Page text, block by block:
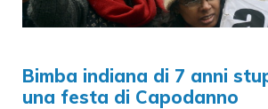
Bimba indiana di 7 anni
una festa di Capodanno